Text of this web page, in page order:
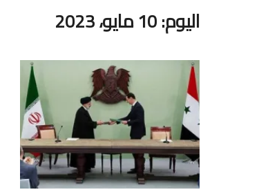
اليوم:10 مايو، 2023